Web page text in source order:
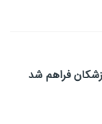
فراهم شد